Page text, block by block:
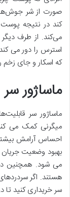
صورت از شر
کند در نتیجه
می‌کند. از طرف
استرس را دور می
که اسکار و جای زخم
ماساژور سر
ماساژور سر
میگرنی کمک می
احساس آرامش
بهبود وضعیت
می شود. همچنین
هستند. اگر
سر خریداری کنید تا